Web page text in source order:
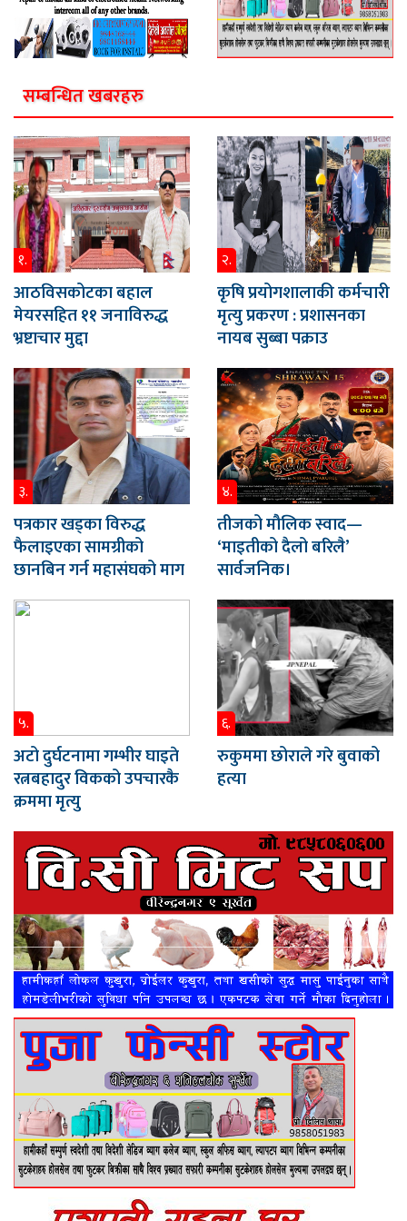
सम्बन्धित खबरहरु
१.
आठविसकोटका बहाल
मेयरसहित ११ जनाविरुद्ध
भ्रष्टाचार मुद्दा
२.
कृषि प्रयोगशालाकी कर्मचारी
मृत्यु प्रकरण : प्रशासनका
नायब सुब्बा पक्राउ
३.
पत्रकार खड्का विरुद्ध
फैलाइएका सामग्रीको
छानबिन गर्न महासंघको माग
४.
तीजको मौलिक स्वाद—
‘माइतीको दैलो बरिलै’
सार्वजनिक।
५.
अटो दुर्घटनामा गम्भीर घाइते
रत्नबहादुर विकको उपचारकै
क्रममा मृत्यु
६.
रुकुममा छोराले गरे बुवाको
हत्या